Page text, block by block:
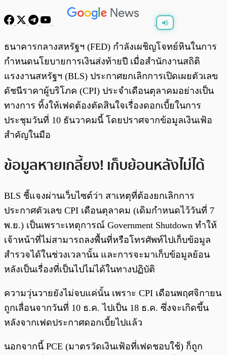
0:00/0:00
ธนาคารกลางสหรัฐฯ (FED) กำลังเผชิญโจทย์หินในการ
กำหนดนโยบายการเงินส่งท้ายปี เมื่อสำนักงานสถิติ
แรงงานสหรัฐฯ (BLS) ประกาศยกเลิกการเปิดเผยตัวเลข
ดัชนีราคาผู้บริโภค (CPI) ประจำเดือนตุลาคมอย่างเป็น
ทางการ ทิ้งให้เฟดต้องตัดสินใจเรื่องดอกเบี้ยในการ
ประชุมวันที่ 10 ธันวาคมนี้ โดยปราศจากข้อมูลเงินเฟ้อ
สำคัญในมือ
ข้อมูลหายเกลี้ยง! เก็บย้อนหลังไม่ได้
BLS ชี้แจงผ่านเว็บไซต์ว่า สาเหตุที่ต้องยกเลิกการ
ประกาศตัวเลข CPI เดือนตุลาคม (เดิมกำหนดไว้วันที่ 7
พ.ย.) เป็นเพราะเหตุการณ์ Government Shutdown ทำให้
เจ้าหน้าที่ไม่สามารถลงพื้นที่หรือโทรศัพท์ไปเก็บข้อมูล
สำรวจได้ในช่วงเวลานั้น และการจะมาเก็บข้อมูลย้อน
หลังเป็นเรื่องที่เป็นไปไม่ได้ในทางปฏิบัติ
ความวุ่นวายยังไม่จบแค่นั้น เพราะ CPI เดือนพฤศจิกายน
ถูกเลื่อนจากวันที่ 10 ธ.ค. ไปเป็น 18 ธ.ค. ซึ่งจะเกิดขึ้น
หลังจากเฟดประกาศดอกเบี้ยไปแล้ว
นอกจากนี้ PCE (มาตรวัดเงินเฟ้อที่เฟดชอบใช้) ก็ถูก